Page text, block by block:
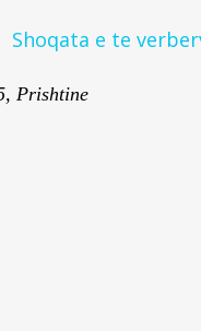
Prishtine